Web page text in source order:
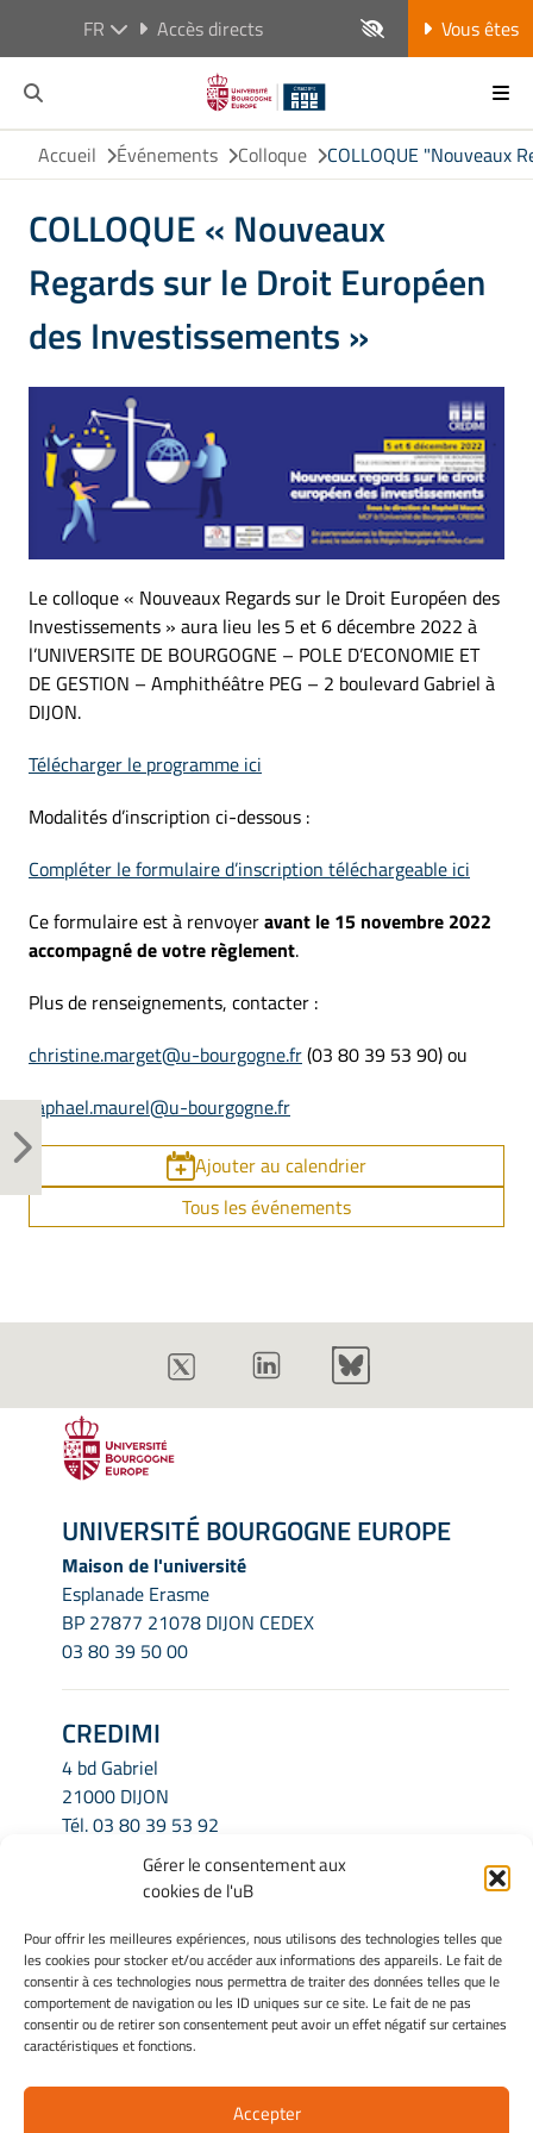
Gérer le consentement aux
cookies de l'uB
Pour offrir les meilleures expériences, nous utilisons des technologies telles que
les cookies pour stocker et/ou accéder aux informations des appareils. Le fait de
consentir à ces technologies nous permettra de traiter des données telles que le
comportement de navigation ou les ID uniques sur ce site. Le fait de ne pas
consentir ou de retirer son consentement peut avoir un effet négatif sur certaines
caractéristiques et fonctions.
Accepter
FR Accès directs Vous êtes
Accueil Événements Colloque COLLOQUE "Nouveaux
COLLOQUE « Nouveaux
Regards sur le Droit Européen
des Investissements »
Le colloque « Nouveaux Regards sur le Droit Européen des
Investissements » aura lieu les 5 et 6 décembre 2022 à
l’UNIVERSITE DE BOURGOGNE – POLE D’ECONOMIE ET
DE GESTION – Amphithéâtre PEG – 2 boulevard Gabriel à
DIJON.
Télécharger le programme ici
Modalités d’inscription ci-dessous :
Compléter le formulaire d’inscription téléchargeable ici
Ce formulaire est à renvoyeravant le 15 novembre 2022
accompagné de votre règlement.
Plus de renseignements, contacter :
christine.marget@u-bourgogne.fr(03 80 39 53 90) ou
raphael.maurel@u-bourgogne.fr
Ajouter au calendrier
Tous les événements
UNIVERSITÉ BOURGOGNE EUROPE
Maison de l'université
Esplanade Erasme
BP 27877 21078 DIJON CEDEX
03 80 39 50 00
CREDIMI
4 bd Gabriel
21000 DIJON
Tél.03 80 39 53 92
credimi.secretariat@u-bourgogne.fr
INFORMATIONS LÉGALES
Mentions légales
Gérer mes cookies
Politique de cookies
Déclaration de confidentialité
Avertissement